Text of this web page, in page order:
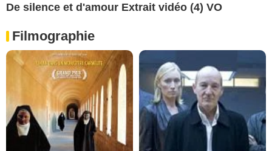
De silence et d'amour Extrait vidéo (4) VO
Filmographie